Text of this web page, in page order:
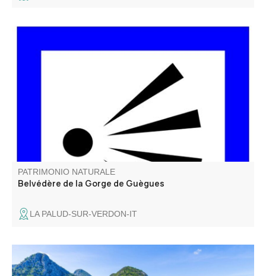
Du belvédère de la Gorge de Guègues, on surplombe les
vestiges de la ferme de Guègues, située sur un plateau
herbeux qui est au-dessus des Gorges. La ferme était
occupée par le pastre (berger) et possédait un beau
verger (amandiers, poiriers…).
PATRIMONIO NATURALE
Belvédère de la Gorge de Guègues
LA PALUD-SUR-VERDON-IT
Le Point Sublime est l'un des points de vue les plus